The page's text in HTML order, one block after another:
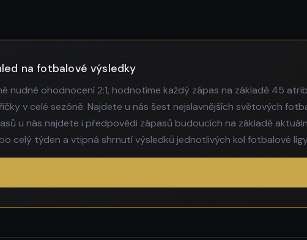
na fotbalové výsledky
nudné ohodnocení 2:1, hodnotíme každý zápas na základě 45
v celé sezóně. Najdete u nás šest nejslavnějších světových
u nás najdete i předpovědi zápasů budoucích na základě
celý týden a vtipná shrnutí výsledků jednotlivých kol fotbalové